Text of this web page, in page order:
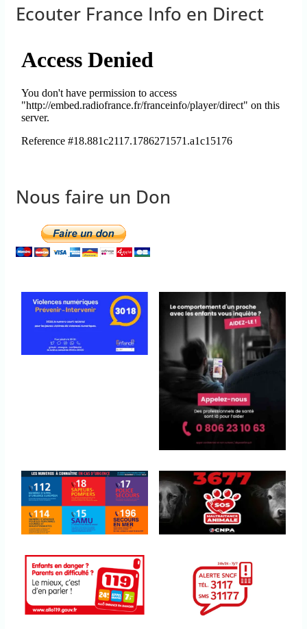
Ecouter France Info en Direct
Nous faire un Don